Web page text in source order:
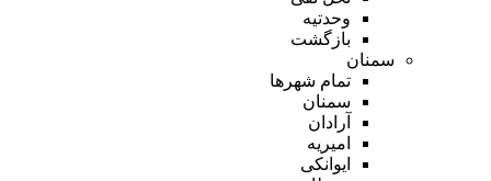
وحدتیه
بازگشت
سمنان
تمام شهر‌ها
سمنان
آرادان
امیریه
ایوانکی